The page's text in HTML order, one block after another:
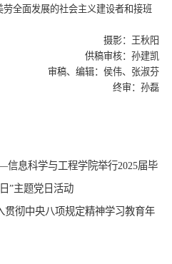
全面发展的社会主义建设者和接班
摄影：王秋阳
供稿审核：孙建凯
审稿、编辑：侯伟、张淑芬
终审：孙磊
息科学与工程学院举行2025届毕
”主题党日活动
贯彻中央八项规定精神学习教育年